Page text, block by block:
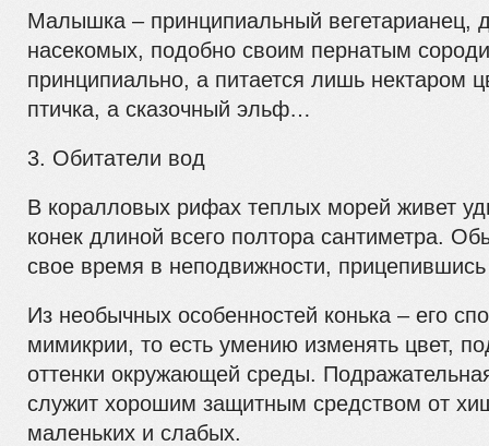
Малышка – принципиальный вегетарианец,
насекомых, подобно своим пернатым
принципиально, а питается лишь нектаром
птичка, а сказочный эльф…
3. Обитатели вод
В коралловых рифах теплых морей живет
конек длиной всего полтора сантиметра.
свое время в неподвижности, прицепившись
Из необычных особенностей конька – его
мимикрии, то есть умению изменять цвет,
оттенки окружающей среды.
служит хорошим защитным средством от
маленьких и слабых.